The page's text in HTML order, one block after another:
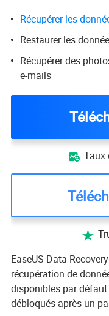
Récupérer les
Restaurer les
Récupérer des
e-mails
 Taux

EaseUS Data
récupération de
disponibles par
débloqués après un